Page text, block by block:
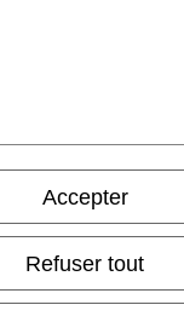
Accepter
Refuser tout